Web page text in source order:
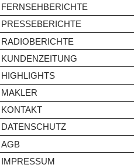
FERNSEHBERICHTE
PRESSEBERICHTE
RADIOBERICHTE
KUNDENZEITUNG
HIGHLIGHTS
MAKLER
KONTAKT
DATENSCHUTZ
AGB
IMPRESSUM